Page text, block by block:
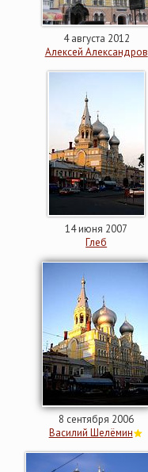
4 августа 2012
Алексей Александров
14 июня 2007
Глеб
8 сентября 2006
Василий Шелёмин